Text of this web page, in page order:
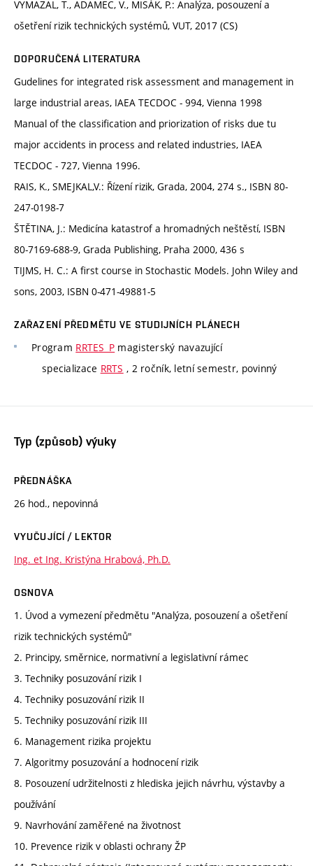
VYMAZAL, T., ADAMEC, V., MISÁK, P.: Analýza, posouzení a
ošetření rizik technických systémů, VUT, 2017 (CS)
DOPORUČENÁ LITERATURA
Gudelines for integrated risk assessment and management in
large industrial areas, IAEA TECDOC - 994, Vienna 1998
Manual of the classification and priorization of risks due tu
major accidents in process and related industries, IAEA
TECDOC - 727, Vienna 1996.
RAIS, K., SMEJKAL,V.: Řízení rizik, Grada, 2004, 274 s., ISBN 80-
247-0198-7
ŠTĚTINA, J.: Medicína katastrof a hromadných neštěstí, ISBN
80-7169-688-9, Grada Publishing, Praha 2000, 436 s
TIJMS, H. C.: A first course in Stochastic Models. John Wiley and
sons, 2003, ISBN 0-471-49881-5
ZAŘAZENÍ PŘEDMĚTU VE STUDIJNÍCH PLÁNECH
Program RRTES_P magisterský navazující
specializace RRTS , 2 ročník, letní semestr, povinný
Typ (způsob) výuky
PŘEDNÁŠKA
26 hod., nepovinná
VYUČUJÍCÍ / LEKTOR
Ing. et Ing. Kristýna Hrabová, Ph.D.
OSNOVA
1. Úvod a vymezení předmětu "Analýza, posouzení a ošetření
rizik technických systémů"
2. Principy, směrnice, normativní a legislativní rámec
3. Techniky posuzování rizik I
4. Techniky posuzování rizik II
5. Techniky posuzování rizik III
6. Management rizika projektu
7. Algoritmy posuzování a hodnocení rizik
8. Posouzení udržitelnosti z hlediska jejich návrhu, výstavby a
používání
9. Navrhování zaměřené na životnost
10. Prevence rizik v oblasti ochrany ŽP